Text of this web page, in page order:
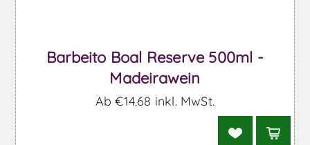
Barbeito Boal Reserve 500ml -
Madeirawein
Ab €14,68 inkl. MwSt.